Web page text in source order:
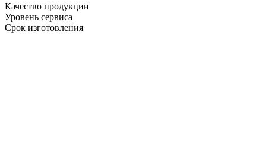
Качество продукции
Уровень сервиса
Срок изготовления